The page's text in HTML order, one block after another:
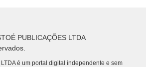
PUBLICAÇÕES LTDA
é um portal digital independente e sem